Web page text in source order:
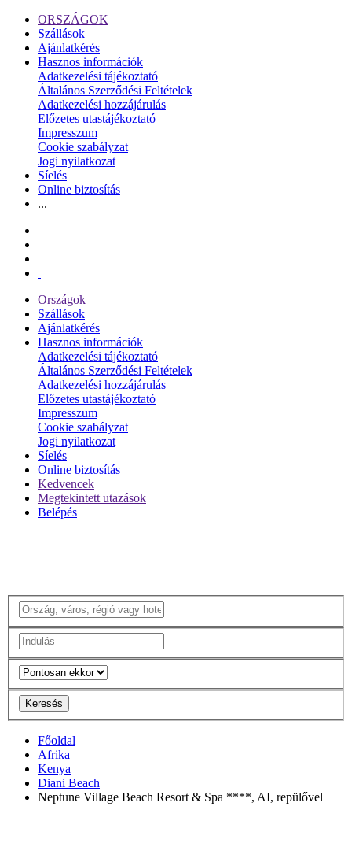
ORSZÁGOK
Szállások
Ajánlatkérés
Hasznos információk
Adatkezelési tájékoztató
Általános Szerződési Feltételek
Adatkezelési hozzájárulás
Előzetes utastájékoztató
Impresszum
Cookie szabályzat
Jogi nyilatkozat
Síelés
Online biztosítás
...
Országok
Szállások
Ajánlatkérés
Hasznos információk
Adatkezelési tájékoztató
Általános Szerződési Feltételek
Adatkezelési hozzájárulás
Előzetes utastájékoztató
Impresszum
Cookie szabályzat
Jogi nyilatkozat
Síelés
Online biztosítás
Kedvencek
Megtekintett utazások
Belépés
Keresés
Főoldal
Afrika
Kenya
Diani Beach
Neptune Village Beach Resort & Spa ****, AI, repülővel